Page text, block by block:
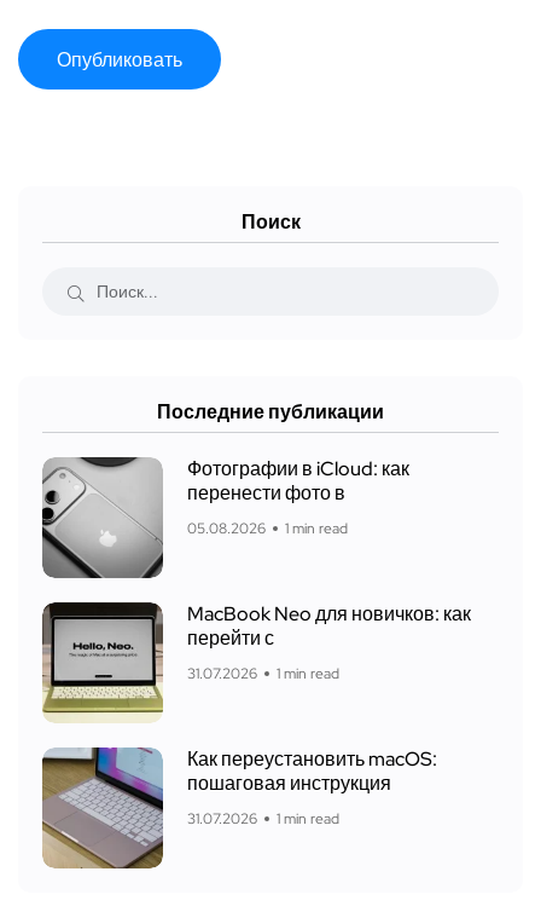
Поиск
Последние публикации
Фотографии в iCloud: как
перенести фото в
05.08.2026 1 min read
MacBook Neo для новичков: как
перейти с
31.07.2026 1 min read
Как переустановить macOS:
пошаговая инструкция
31.07.2026 1 min read